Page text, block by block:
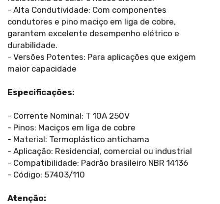
- Alta Condutividade: Com componentes
condutores e pino maciço em liga de cobre,
garantem excelente desempenho elétrico e
durabilidade.
- Versões Potentes: Para aplicações que exigem
maior capacidade
Especificações:
- Corrente Nominal: T 10A 250V
- Pinos: Maciços em liga de cobre
- Material: Termoplástico antichama
- Aplicação: Residencial, comercial ou industrial
- Compatibilidade: Padrão brasileiro NBR 14136
- Código: 57403/110
Atenção: